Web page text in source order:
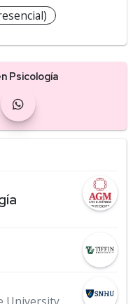
Psicología